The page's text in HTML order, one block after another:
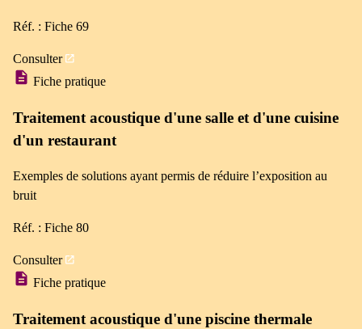
Réf. : Fiche 69
Consulter
Fiche pratique
Traitement acoustique d'une salle et d'une cuisine
d'un restaurant
Exemples de solutions ayant permis de réduire l’exposition au
bruit
Réf. : Fiche 80
Consulter
Fiche pratique
Traitement acoustique d'une piscine thermale